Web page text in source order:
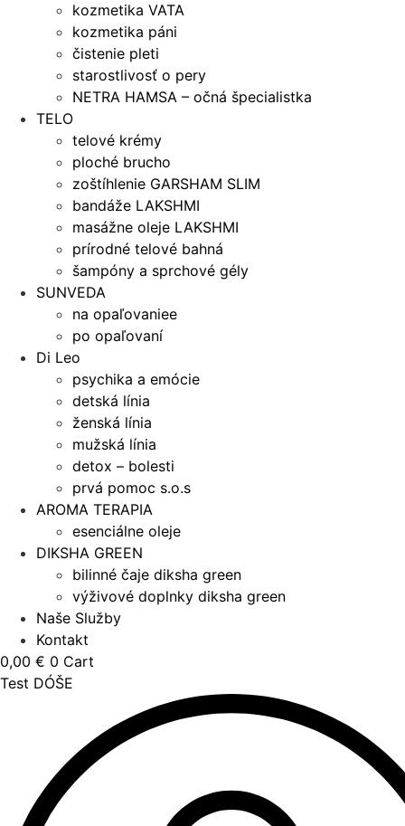
kozmetika VATA
kozmetika páni
čistenie pleti
starostlivosť o pery
NETRA HAMSA – očná špecialistka
TELO
telové krémy
ploché brucho
zoštíhlenie GARSHAM SLIM
bandáže LAKSHMI
masážne oleje LAKSHMI
prírodné telové bahná
šampóny a sprchové gély
SUNVEDA
na opaľovaniee
po opaľovaní
Di Leo
psychika a emócie
detská línia
ženská línia
mužská línia
detox – bolesti
prvá pomoc s.o.s
AROMA TERAPIA
esenciálne oleje
DIKSHA GREEN
bilinné čaje diksha green
výživové doplnky diksha green
Naše Služby
Kontakt
0,00 € 0 Cart
Test DÓŠE